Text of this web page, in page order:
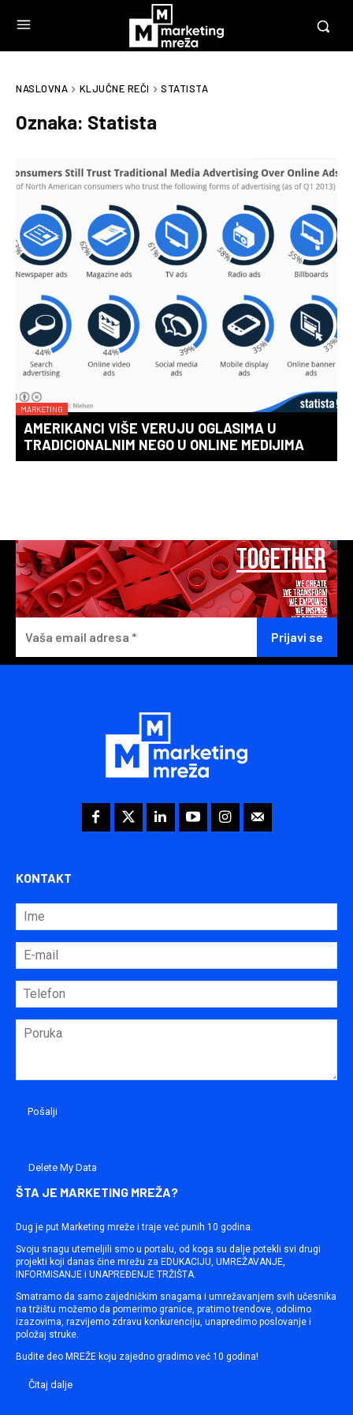
NASLOVNA KLJUČNE REČI STATISTA
Oznaka: Statista
MARKETING
AMERIKANCI VIŠE VERUJU OGLASIMA U
TRADICIONALNIM NEGO U ONLINE MEDIJIMA
KONTAKT
Delete My Data
ŠTA JE MARKETING MREŽA?
Dug je put Marketing mreže i traje već punih 10 godina.
Svoju snagu utemeljili smo u portalu, od koga su dalje potekli svi drugi
projekti koji danas čine mrežu za EDUKACIJU, UMREŽAVANJE,
INFORMISANJE i UNAPREĐENJE TRŽIŠTA.
Smatramo da samo zajedničkim snagama i umrežavanjem svih učesnika
na tržištu možemo da pomerimo granice, pratimo trendove, odolimo
izazovima, razvijemo zdravu konkurenciju, unapredimo poslovanje i
položaj struke.
Budite deo MREŽE koju zajedno gradimo već 10 godina!
Čitaj dalje